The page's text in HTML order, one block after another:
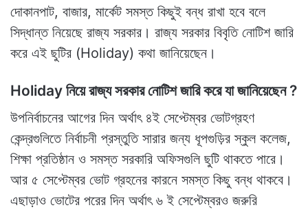
দোকানপাট, বাজার, মার্কেট সমস্ত কিছুই বন্ধ রাখা হবে বলে
সিদ্ধান্ত নিয়েছে রাজ্য সরকার। রাজ্য সরকার বিবৃতি নোটিশ জারি
করে এই ছুটির (Holiday) কথা জানিয়েছেন।
Holiday নিয়ে রাজ্য সরকার নোটিশ জারি করে যা জানিয়েছেন ?
উপনির্বাচনের আগের দিন অর্থাৎ ৪ই সেপ্টেম্বর ভোটগ্রহণ
কেন্দ্রগুলিতে নির্বাচনী প্রস্তুতি সারার জন্য ধূপগুড়ির স্কুল কলেজ,
শিক্ষা প্রতিষ্ঠান ও সমস্ত সরকারি অফিসগুলি ছুটি থাকতে পারে।
আর ৫ সেপ্টেম্বর ভোট গ্রহনের কারনে সমস্ত কিছু বন্ধ থাকবে।
এছাড়াও ভোটের পরের দিন অর্থাৎ ৬ ই সেপ্টেম্বরও জরুরি